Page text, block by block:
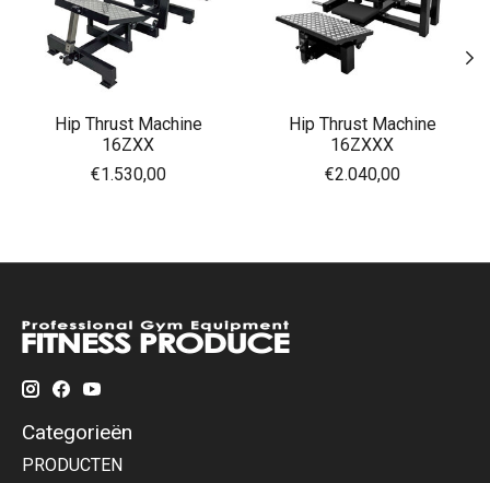
Hip Thrust Machine
16ZXX
€1.530,00
Hip Thrust Machine
16ZXXX
€2.040,00
Categorieën
PRODUCTEN